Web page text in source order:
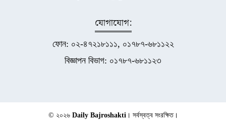
যোগাযোগ:
ফোন: ০২-৪৭২১৮১১১, ০১৭৮৭-৬৮১১২২
বিজ্ঞাপন বিভাগ: ০১৭৮৭-৬৮১১২৩
© ২০২৬ Daily Bajroshakti । সর্বস্বত্ব সংরক্ষিত।